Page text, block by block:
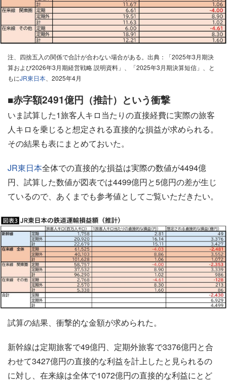
注、四捨五入の関係で合計が合わない場合がある。出典：「2025年3月期決
算および2026年3月期経営戦略 説明資料」、「2025年3月期決算短信」、と
もにJR東日本 、2025年4月
■赤字額2491億円（推計）という衝撃
いま試算した1旅客人キロ当たりの直接経費に実際の旅客
人キロを乗じると想定される直接的な損益が求められる。
その結果も表にまとめておいた。
JR東日本全体での直接的な損益は実際の数値が4494億
円、試算した数値が図表では4499億円と5億円の差が生じ
ているので、あくまでも参考値としてご覧いただきたい。
試算の結果、衝撃的な金額が求められた。
新幹線は定期旅客で49億円、定期外旅客で3376億円と合
わせて3427億円の直接的な利益を計上したと見られるの
に対し、在来線は全体で1072億円の直接的な利益にとど